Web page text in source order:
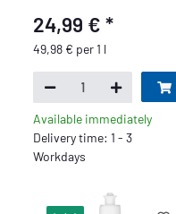
24,99 €*
49,98 € per 1 l
Available immediately
Delivery time: 1 - 3
Workdays